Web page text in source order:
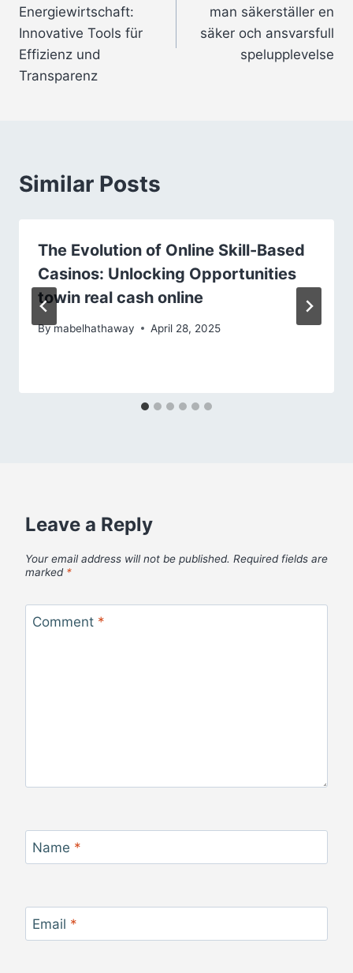
Energiewirtschaft:
Innovative Tools für
Effizienz und
Transparenz
man säkerställer en
säker och ansvarsfull
spelupplevelse
Similar Posts
The Evolution of Online Skill-Based
Casinos: Unlocking Opportunities
towin real cash online
Bymabelhathaway April 28, 2025
Leave a Reply
Your email address will not be published. Required fields are
marked *
Comment *
Name *
Email *